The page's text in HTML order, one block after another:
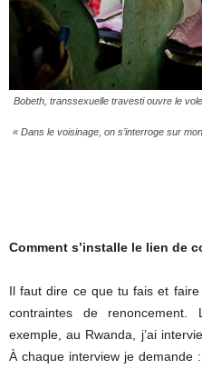
Bobeth, transsexuelle travesti ouvre le
« Dans le voisinage, on s’interroge sur
Comment s’installe le lien de
Il faut dire ce que tu fais et
contraintes de
exemple, au Rwanda, j’ai
À chaque interview je demande :